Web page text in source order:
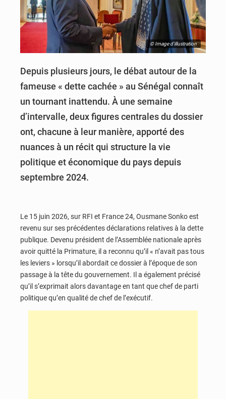
© Image d'illustration
Depuis plusieurs jours, le débat autour de la
fameuse « dette cachée » au Sénégal connaît
un tournant inattendu. À une semaine
d’intervalle, deux figures centrales du dossier
ont, chacune à leur manière, apporté des
nuances à un récit qui structure la vie
politique et économique du pays depuis
septembre 2024.
Le 15 juin 2026, sur RFI et France 24, Ousmane Sonko est
revenu sur ses précédentes déclarations relatives à la dette
publique. Devenu président de l’Assemblée nationale après
avoir quitté la Primature, il a reconnu qu’il « n’avait pas tous
les leviers » lorsqu’il abordait ce dossier à l’époque de son
passage à la tête du gouvernement. Il a également précisé
qu’il s’exprimait alors davantage en tant que chef de parti
politique qu’en qualité de chef de l’exécutif.